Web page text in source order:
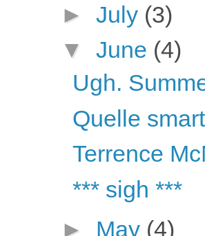
► July (3)
▼ June (4)
Ugh.
Quelle
Terrence
*** sigh ***
► May (4)